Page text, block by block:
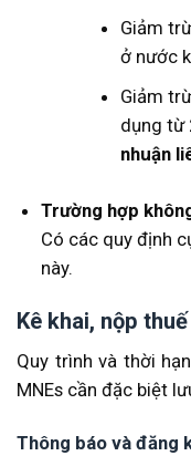
Giảm
ở nước
Giảm
dụng từ
nhuận
Trường hợp
Có các quy định
này.
Kê khai, nộp
Quy trình và thời
MNEs cần đặc biệt
Thông báo và đăng